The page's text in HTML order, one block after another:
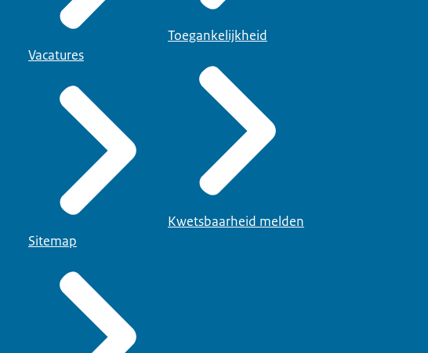
Vacatures
Sitemap
Toegankelijkheid
Kwetsbaarheid melden